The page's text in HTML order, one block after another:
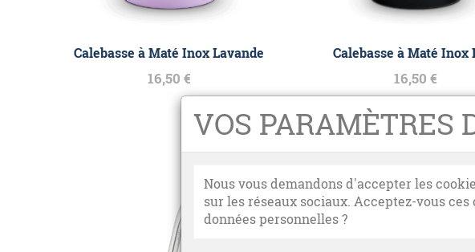
VOS PARAMÈTRES
Nous vous demandons d'accepter les
sur les réseaux sociaux. Acceptez-vous
données personnelles ?
Calebasse à Maté Inox Lavande
16,50 €
Calebasse à Maté Inox
16,50 €